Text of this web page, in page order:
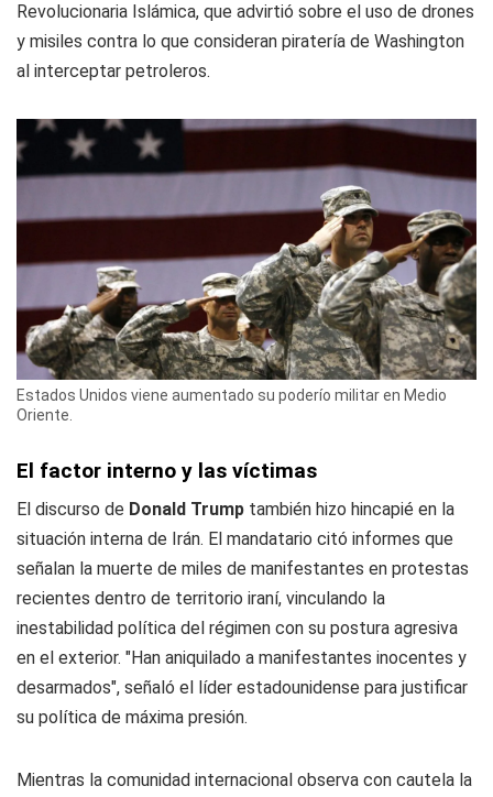
Revolucionaria Islámica, que advirtió sobre el uso de drones
y misiles contra lo que consideran piratería de Washington
al interceptar petroleros.
Estados Unidos viene aumentado su poderío militar en Medio
Oriente.
El factor interno y las víctimas
El discurso de Donald Trump también hizo hincapié en la
situación interna de Irán. El mandatario citó informes que
señalan la muerte de miles de manifestantes en protestas
recientes dentro de territorio iraní, vinculando la
inestabilidad política del régimen con su postura agresiva
en el exterior. "Han aniquilado a manifestantes inocentes y
desarmados", señaló el líder estadounidense para justificar
su política de máxima presión.
Mientras la comunidad internacional observa con cautela la